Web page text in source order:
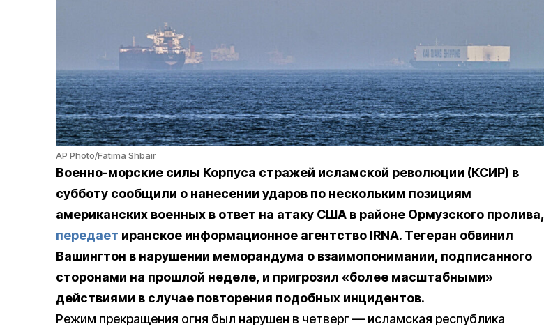
AP Photo/Fatima Shbair
Военно-морские силы Корпуса стражей исламской революции (КСИР) в
субботу сообщили о нанесении ударов по нескольким позициям
американских военных в ответ на атаку США в районе Ормузского пролива,
передает иранское информационное агентство IRNA. Тегеран обвинил
Вашингтон в нарушении меморандума о взаимопонимании, подписанного
сторонами на прошлой неделе, и пригрозил «более масштабными»
действиями в случае повторения подобных инцидентов.
Режим прекращения огня был нарушен в четверг — исламская республика